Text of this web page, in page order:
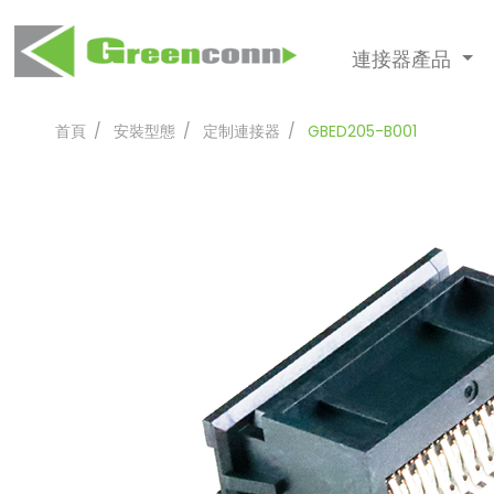
連接器產品
首頁 安裝型態 定制連接器 GBED205-B001